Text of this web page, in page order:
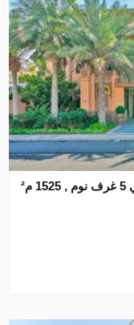
فيلا في Signature Villas, نخلة جميرا, دبي 5 غرف نوم , 1525 م²